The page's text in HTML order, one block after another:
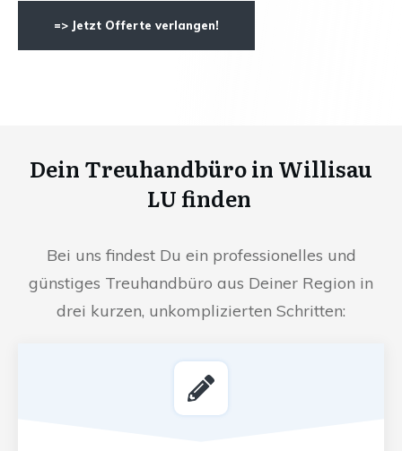
=> Jetzt Offerte verlangen!
Dein Treuhandbüro in Willisau
LU finden
Bei uns findest Du ein professionelles und
günstiges Treuhandbüro aus Deiner Region in
drei kurzen, unkomplizierten Schritten: